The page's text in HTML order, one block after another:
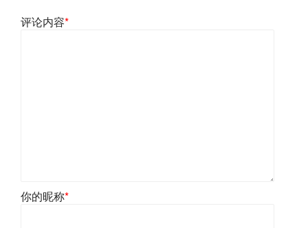
评论内容*
你的昵称*